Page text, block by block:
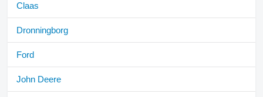
Claas
Dronningborg
Ford
John Deere